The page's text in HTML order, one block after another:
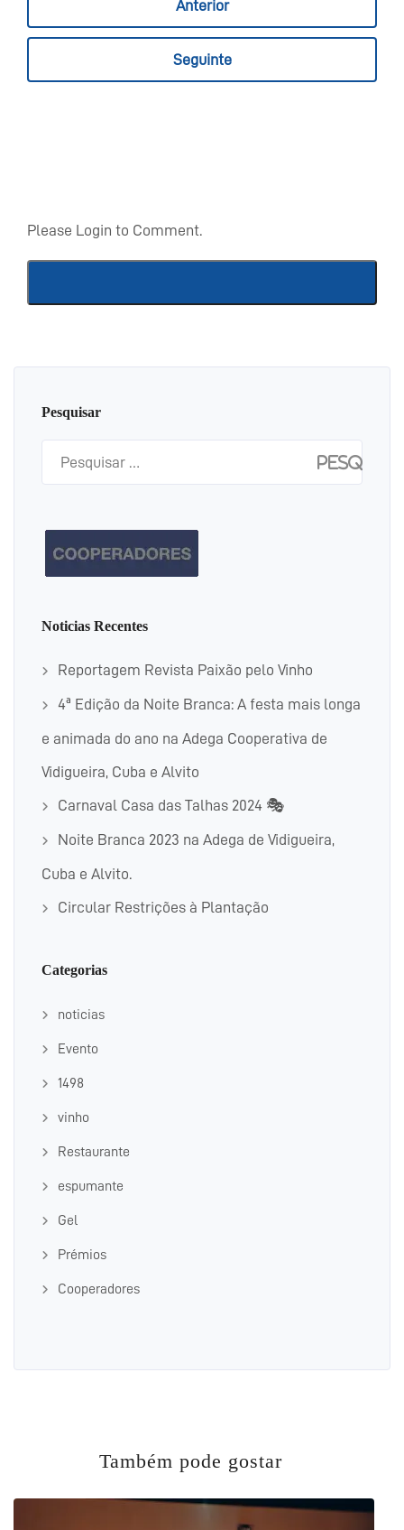
Anterior
Seguinte
Please Login to Comment.
Pesquisar
Noticias Recentes
Reportagem Revista Paixão pelo Vinho
4ª Edição da Noite Branca: A festa mais longa
e animada do ano na Adega Cooperativa de
Vidigueira, Cuba e Alvito
Carnaval Casa das Talhas 2024 🎭
Noite Branca 2023 na Adega de Vidigueira,
Cuba e Alvito.
Circular Restrições à Plantação
Categorias
noticias
Evento
1498
vinho
Restaurante
espumante
Gel
Prémios
Cooperadores
Também pode gostar